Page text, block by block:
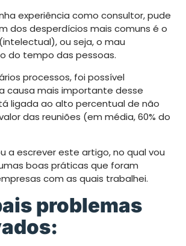
experiência como consultor, pude
dos desperdícios mais comuns é o
(intelectual), ou seja, o mau
do tempo das pessoas.
processos, foi possível
causa mais importante desse
ligada ao alto percentual de não
das reuniões (em média, 60% do
a escrever este artigo, no qual vou
boas práticas que foram
com as quais trabalhei.
problemas